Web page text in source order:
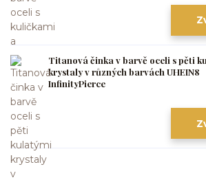
Titanová činka v barvě oceli s pěti
krystaly v různých barvách UHEIN8
InfinityPierce